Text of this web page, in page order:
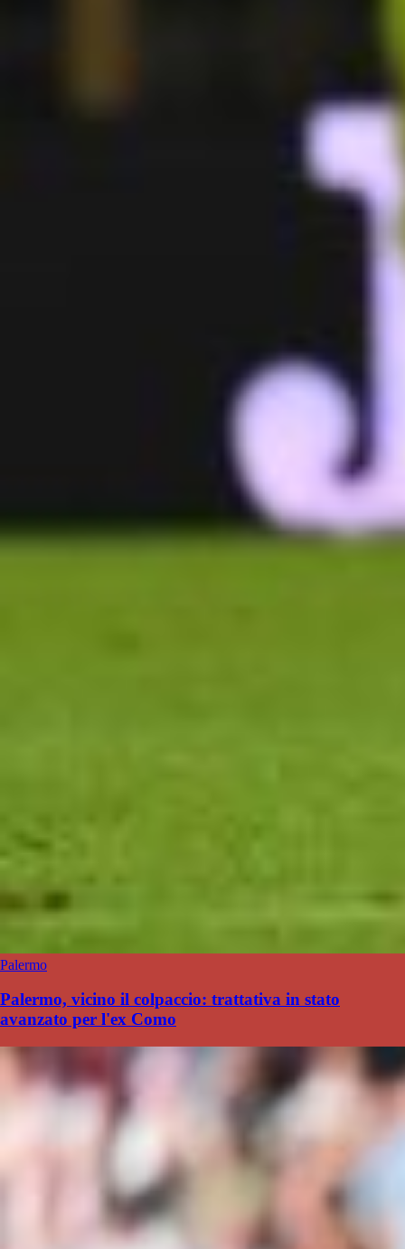
Palermo
Palermo, vicino il colpaccio: trattativa in stato
avanzato per l'ex Como